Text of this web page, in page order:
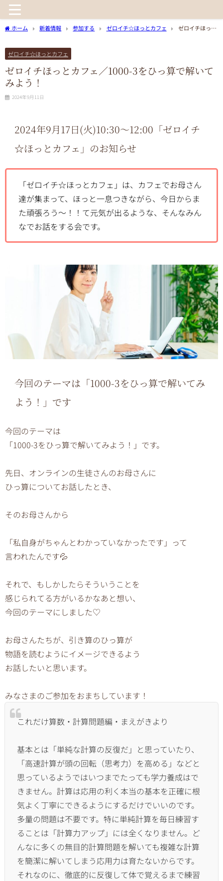
ホーム 新着情報 参加する ゼロイチ☆ほっとカフェ
ゼロイチほっと
ゼロイチ☆ほっとカフェ
ゼロイチほっとカフェ／1000-3をひっ算で解いて
みよう！
2024年9月11日
2024年9月17日(火)10:30〜12:00 「ゼロイチ
☆ほっとカフェ」のお知らせ
「ゼロイチ☆ほっとカフェ」は、カフェでお母さん
達が集まって、ほっと一息つきながら、今日からま
た頑張ろう～！！て元気が出るような、そんなみん
なでお話をする会です。
今回のテーマは「1000-3をひっ算で解いてみ
よう！ 」です
今回のテーマは
「1000-3をひっ算で解いてみよう！」です。
先日、オンラインの生徒さんのお母さんに
ひっ算についてお話したとき、
そのお母さんから
「私自身がちゃんとわかっていなかったです」って
言われたんです💦
それで、もしかしたらそういうことを
感じられてる方がいるかなあと想い、
今回のテーマにしました♡
お母さんたちが、引き算のひっ算が
物語を読むようにイメージできるよう
お話したいと思います。
みなさまのご参加をおまちしています！
これだけ算数・計算問題編・まえがきより
基本とは「単純な計算の反復だ」と思っていたり、
「高速計算が頭の回転（思考力）を高める」 などと
思っているようではいつまでたっても学力養成はで
きません。 計算は応用の利く本当の基本を正確に根
気よく丁寧にできるようにするだけでいいのです。
多量の問題は不要です。 特に単純計算を毎日練習す
ることは「計算力アップ」 には全くなりません。 ど
んなに多くの無目的計算問題を解いても複雑な計算
を簡潔に解いてしまう応用力は育たないからです。
それなのに、 徹底的に反復して体で覚えるまで練習